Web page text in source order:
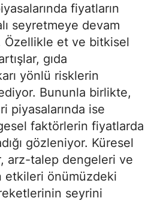
fiyatların
seyretmeye devam
et ve bitkisel
gıda
yönlü risklerin
Bununla birlikte,
piyasalarında ise
faktörlerin fiyatlarda
gözleniyor. Küresel
arz-talep dengeleri ve
etkileri önümüzdeki
seyrini